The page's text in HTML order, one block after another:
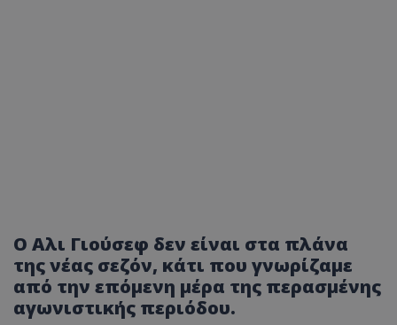
Ο Αλι Γιούσεφ δεν είναι στα πλάνα
της νέας σεζόν, κάτι που γνωρίζαμε
από την επόμενη μέρα της περασμένης
αγωνιστικής περιόδου.